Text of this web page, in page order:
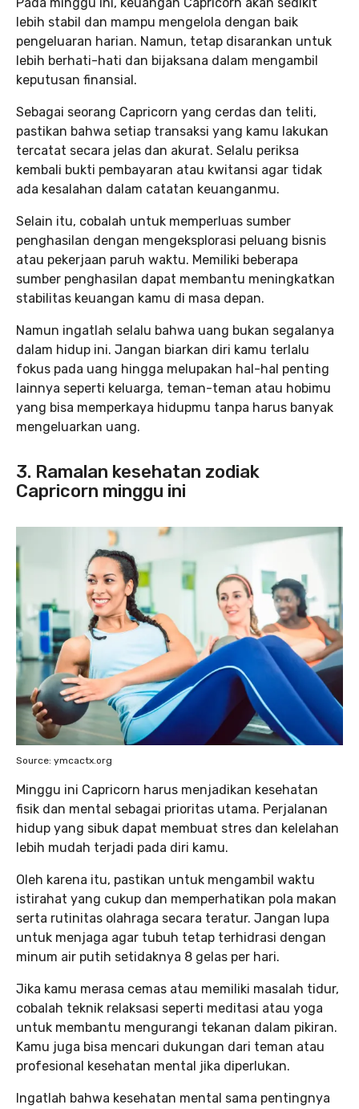
lebih stabil dan mampu mengelola dengan baik
pengeluaran harian. Namun, tetap disarankan untuk
lebih berhati-hati dan bijaksana dalam mengambil
keputusan finansial.
Sebagai seorang Capricorn yang cerdas dan teliti,
pastikan bahwa setiap transaksi yang kamu lakukan
tercatat secara jelas dan akurat. Selalu periksa
kembali bukti pembayaran atau kwitansi agar tidak
ada kesalahan dalam catatan keuanganmu.
Selain itu, cobalah untuk memperluas sumber
penghasilan dengan mengeksplorasi peluang bisnis
atau pekerjaan paruh waktu. Memiliki beberapa
sumber penghasilan dapat membantu meningkatkan
stabilitas keuangan kamu di masa depan.
Namun ingatlah selalu bahwa uang bukan segalanya
dalam hidup ini. Jangan biarkan diri kamu terlalu
fokus pada uang hingga melupakan hal-hal penting
lainnya seperti keluarga, teman-teman atau hobimu
yang bisa memperkaya hidupmu tanpa harus banyak
mengeluarkan uang.
3. Ramalan kesehatan zodiak
Capricorn minggu ini
Source: ymcactx.org
Minggu ini Capricorn harus menjadikan kesehatan
fisik dan mental sebagai prioritas utama. Perjalanan
hidup yang sibuk dapat membuat stres dan kelelahan
lebih mudah terjadi pada diri kamu.
Oleh karena itu, pastikan untuk mengambil waktu
istirahat yang cukup dan memperhatikan pola makan
serta rutinitas olahraga secara teratur. Jangan lupa
untuk menjaga agar tubuh tetap terhidrasi dengan
minum air putih setidaknya 8 gelas per hari.
Jika kamu merasa cemas atau memiliki masalah tidur,
cobalah teknik relaksasi seperti meditasi atau yoga
untuk membantu mengurangi tekanan dalam pikiran.
Kamu juga bisa mencari dukungan dari teman atau
profesional kesehatan mental jika diperlukan.
Ingatlah bahwa kesehatan mental sama pentingnya